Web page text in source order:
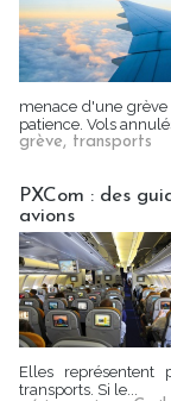
menace d'une
patience. Vols
grève, transports
PXCom : des
avions
Elles représentent
transports. Si le...